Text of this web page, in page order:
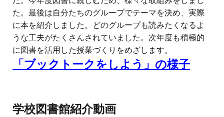
た。最後は自分たちのグループでテーマを決め、実際
に本を紹介しました。どのグループも読みたくなるよ
うな工夫がたくさんされていました。次年度も積極的
に図書を活用した授業づくりをめざします。
「ブックトークをしよう」の様子
学校図書館紹介動画